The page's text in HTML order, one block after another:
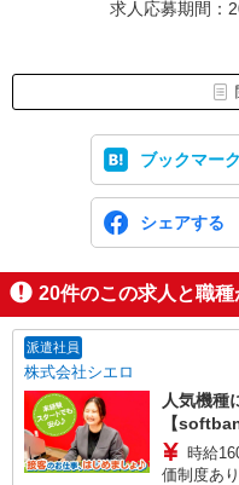
求人応募期間：
ブックマーク
シェアする
20件のこの求人と職種
派遣社員
株式会社シエロ
人気機種
【
時給
価制度あ